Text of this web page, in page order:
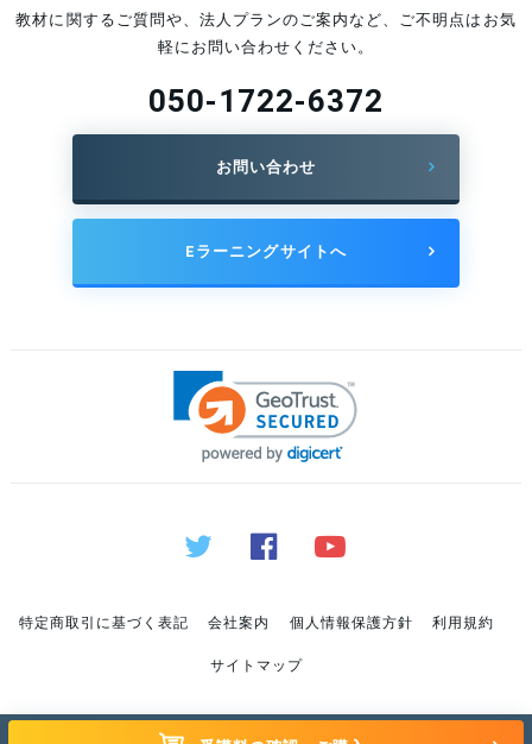
教材に関するご質問や、法人プランのご案内など、ご不明点はお気
軽にお問い合わせください。
050-1722-6372
お問い合わせ
Eラーニングサイトへ
特定商取引に基づく表記 会社案内 個人情報保護方針 利用規約
サイトマップ
© Copyright 2019 sat-blog. All rights reserved.